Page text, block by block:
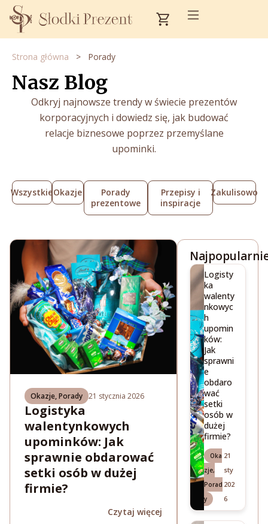
Przejdź
do
treści
Cart
Strona główna > Porady
Nasz Blog
Odkryj najnowsze trendy w świecie prezentów
korporacyjnych i dowiedz się, jak budować
relacje biznesowe poprzez przemyślane
upominki.
Wszystkie Okazje
Porady
prezentowe
Przepisy i
inspiracje
Zakulisowo
Okazje,Porady 21 stycznia 2026
Logistyka
walentynkowych
upominków: Jak
sprawnie obdarować
setki osób w dużej
firmie?
Czytaj więcej
Logisty
ka
walenty
nkowyc
h
upomin
ków:
Jak
sprawni
e
obdaro
wać
setki
osób w
dużej
firmie?
Oka
zje,
Porad
y
21
sty
202
6